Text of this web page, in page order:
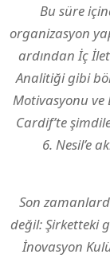
Bu süre
organizasyon
ardından İç
Analitiği gibi
Motivasyonu ve
Cardif’te
6. Nesil’e
Son
değil: Şirketteki
İnovasyon